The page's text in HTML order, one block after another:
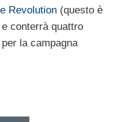
Revolution (questo è
conterrà quattro
la campagna